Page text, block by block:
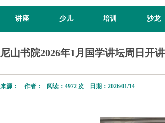
讲座 少儿 培训 沙龙
尼山书院2026年1月国学讲坛周日开讲
来源： 作者： 阅读： 4972 次 日期：2026/01/14